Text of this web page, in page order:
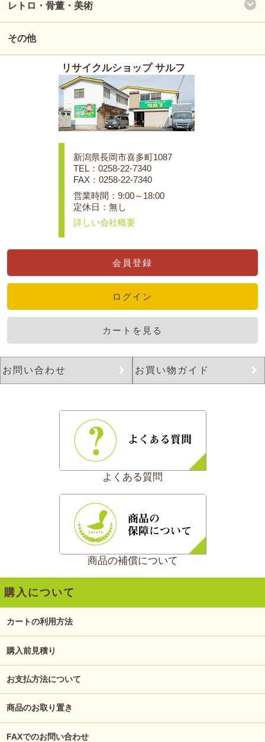
レトロ・骨董・美術
その他
リサイクルショップ サルフ
新潟県長岡市喜多町1087
TEL：0258-22-7340
FAX：0258-22-7340
営業時間：9:00～18:00
定休日：無し
詳しい会社概要
会員登録
ログイン
カートを見る
お問い合わせ お買い物ガイド
よくある質問
商品の補償について
購入について
カートの利用方法
購入前見積り
お支払方法について
商品のお取り置き
FAXでのお問い合わせ